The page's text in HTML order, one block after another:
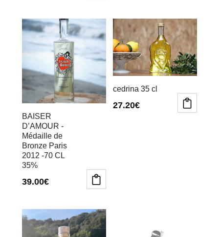
BAISER
D’AMOUR -
Médaille de
Bronze Paris
2012 -70 CL
35%
39.00€
cedrina 35 cl
27.20€